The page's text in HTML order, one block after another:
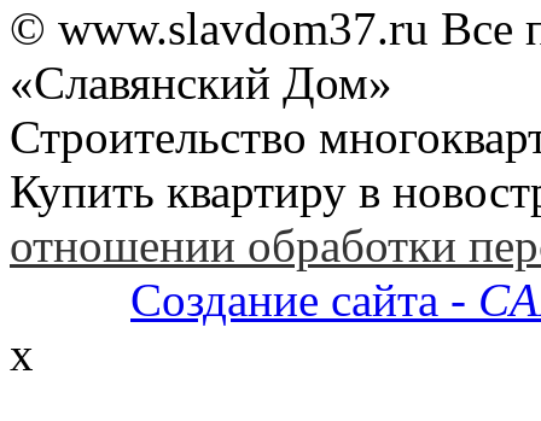
© www.slavdom37.ru Все
«Славянский Дом»
Строительство
Купить квартиру в
отношении обработки
Создание сайта -
x